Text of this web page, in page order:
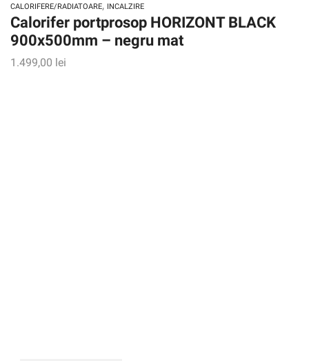
CALORIFERE/RADIATOARE, INCALZIRE
Calorifer portprosop HORIZONT BLACK
900x500mm – negru mat
1.499,00 lei